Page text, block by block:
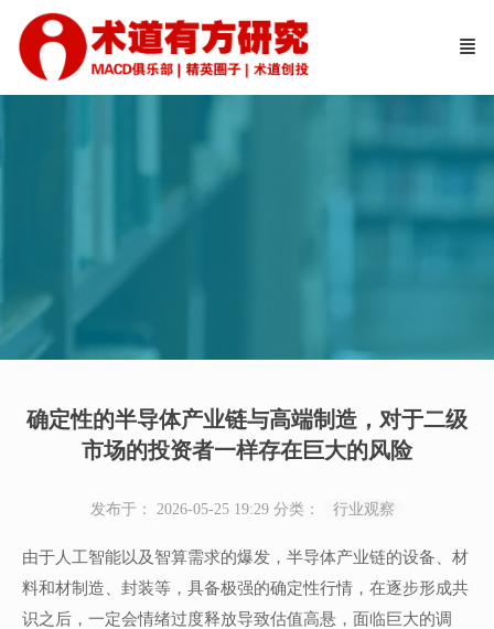
确定性的半导体产业链与高端制造，对于二级
市场的投资者一样存在巨大的风险
发布于： 2026-05-25 19:29 分类： 行业观察
由于人工智能以及智算需求的爆发，半导体产业链的设备、材
料和材制造、封装等，具备极强的确定性行情，在逐步形成共
识之后，一定会情绪过度释放导致估值高悬，面临巨大的调